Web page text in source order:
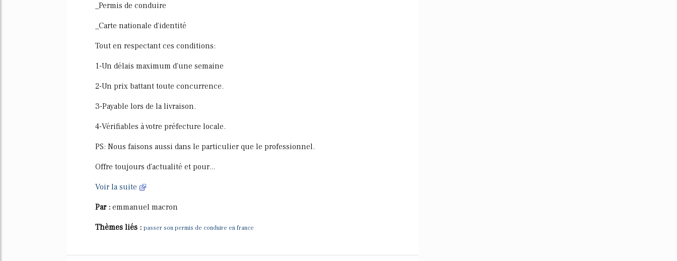
_Permis de conduire
_Carte nationale d'identité
Tout en respectant ces conditions:
1-Un délais maximum d'une semaine
2-Un prix battant toute concurrence.
3-Payable lors de la livraison.
4-Vérifiables à votre préfecture locale.
PS: Nous faisons aussi dans le particulier que le professionnel.
Offre toujours d'actualité et pour...
Voir la suite
Par : emmanuel macron
Thèmes liés : passer son permis de conduire en france